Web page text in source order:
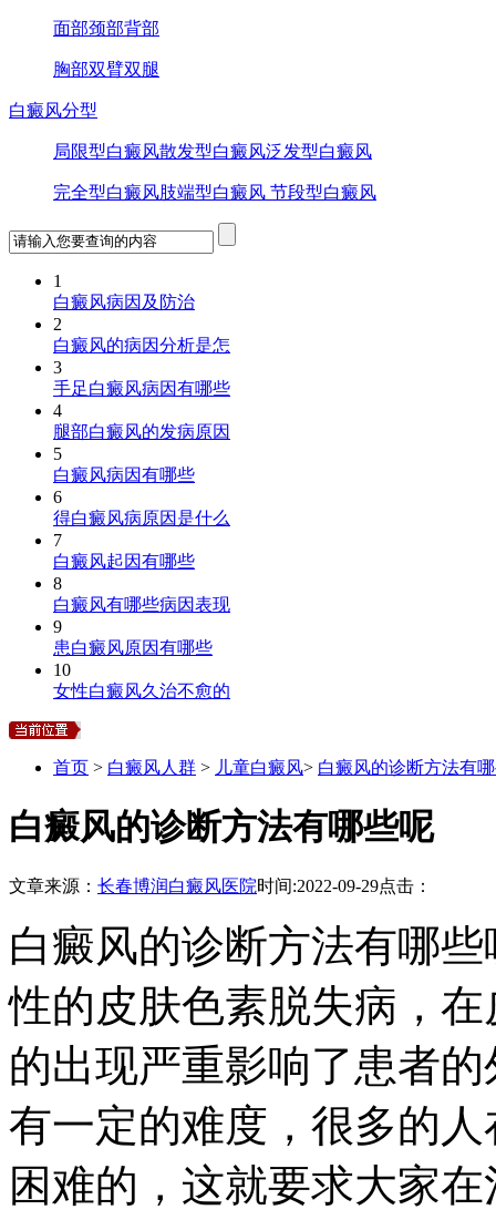
面部颈部背部
胸部双臂双腿
白癜风分型
局限型白癜风散发型白癜风泛发型白癜风
完全型白癜风肢端型白癜风 节段型白癜风
1
白癜风病因及防治
2
白癜风的病因分析是怎
3
手足白癜风病因有哪些
4
腿部白癜风的发病原因
5
白癜风病因有哪些
6
得白癜风病原因是什么
7
白癜风起因有哪些
8
白癜风有哪些病因表现
9
患白癜风原因有哪些
10
女性白癜风久治不愈的
首页 > 白癜风人群 > 儿童白癜风> 白癜风的诊断方法有
白癜风的诊断方法有哪些呢
文章来源： 长春博润白癜风医院时间:2022-09-29点击：
白癜风的诊断方法有哪
性的皮肤色素脱失病，
的出现严重影响了患者
有一定的难度，很多的
困难的，这就要求大家